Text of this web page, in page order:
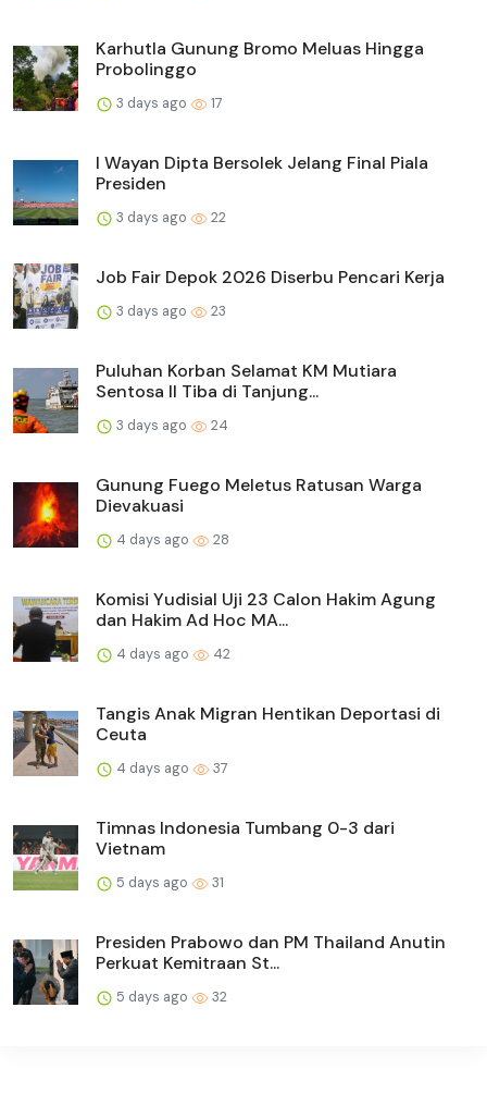
Karhutla Gunung Bromo Meluas Hingga
Probolinggo
3 days ago 17
I Wayan Dipta Bersolek Jelang Final Piala
Presiden
3 days ago 22
Job Fair Depok 2026 Diserbu Pencari Kerja
3 days ago 23
Puluhan Korban Selamat KM Mutiara
Sentosa II Tiba di Tanjung...
3 days ago 24
Gunung Fuego Meletus Ratusan Warga
Dievakuasi
4 days ago 28
Komisi Yudisial Uji 23 Calon Hakim Agung
dan Hakim Ad Hoc MA...
4 days ago 42
Tangis Anak Migran Hentikan Deportasi di
Ceuta
4 days ago 37
Timnas Indonesia Tumbang 0-3 dari
Vietnam
5 days ago 31
Presiden Prabowo dan PM Thailand Anutin
Perkuat Kemitraan St...
5 days ago 32